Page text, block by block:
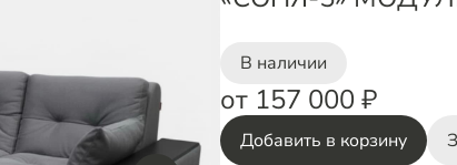
В наличии
от 157 000 ₽
Добавить в корзину